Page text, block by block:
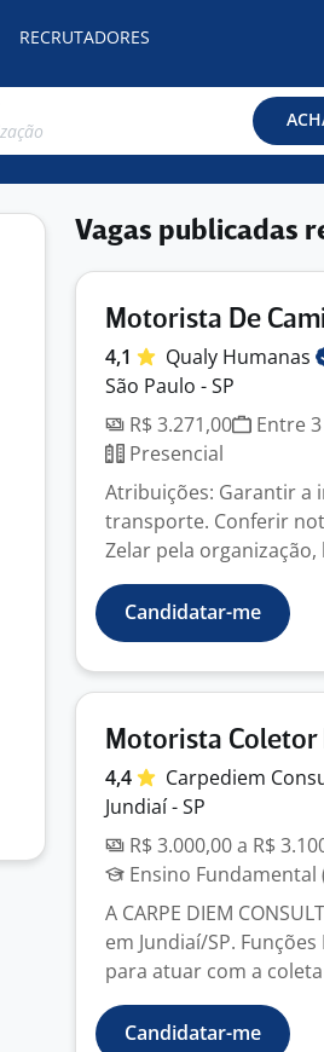
RECRUTADORES
Vagas publicadas
Motorista De
4,1 Qualy Humanas
São Paulo - SP
R$ 3.271,00
Entre
Presencial
Atribuições: Garantir a
transporte. Conferir
Zelar pela organização,
Candidatar-me
Motorista Coletor
4,4 Carpediem
Jundiaí - SP
R$ 3.000,00 a R$
Ensino Fundamental
A CARPE DIEM
em Jundiaí/SP.
para atuar com a
Candidatar-me